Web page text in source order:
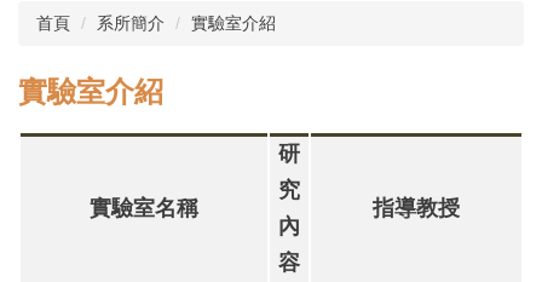
首頁 系所簡介 實驗室介紹
實驗室介紹
實驗室名稱
研
究
內
容
指導教授